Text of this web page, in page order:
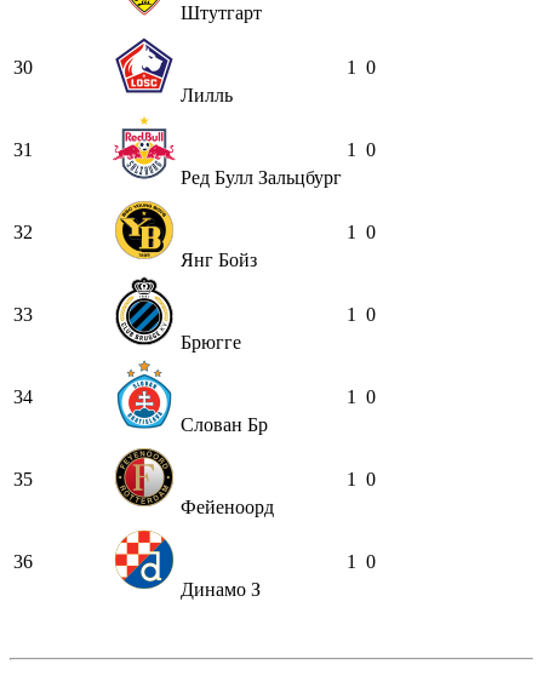
Штутгарт
30
Лилль
1 0
31
Ред Булл Зальцбург
1 0
32
Янг Бойз
1 0
33
Брюгге
1 0
34
Слован Бр
1 0
35
Фейеноорд
1 0
36
Динамо З
1 0